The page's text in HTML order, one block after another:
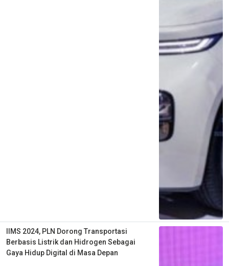
IIMS 2024, PLN Dorong Transportasi
Berbasis Listrik dan Hidrogen Sebagai
Gaya Hidup Digital di Masa Depan